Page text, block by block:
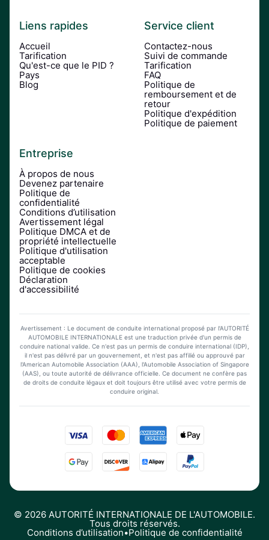
Liens rapides
Accueil
Tarification
Qu'est-ce que le PID ?
Pays
Blog
Service client
Contactez-nous
Suivi de commande
Tarification
FAQ
Politique de
remboursement et de
retour
Politique d'expédition
Politique de paiement
Entreprise
À propos de nous
Devenez partenaire
Politique de
confidentialité
Conditions d’utilisation
Avertissement légal
Politique DMCA et de
propriété intellectuelle
Politique d'utilisation
acceptable
Politique de cookies
Déclaration
d'accessibilité
Avertissement : Le document de conduite international proposé par l'AUTORITÉ
AUTOMOBILE INTERNATIONALE est une traduction privée d'un permis de
conduire national valide. Ce n'est pas un permis de conduire international (IDP),
il n'est pas délivré par un gouvernement, et n'est pas affilié ou approuvé par
l'American Automobile Association (AAA), l'Automobile Association of Singapore
(AAS), ou toute autorité de délivrance officielle. Ce document ne confère pas
de droits de conduite légaux et doit toujours être utilisé avec votre permis de
conduire original.
© 2026 AUTORITÉ INTERNATIONALE DE L'AUTOMOBILE.
Tous droits réservés.
Conditions d’utilisation•Politique de confidentialité